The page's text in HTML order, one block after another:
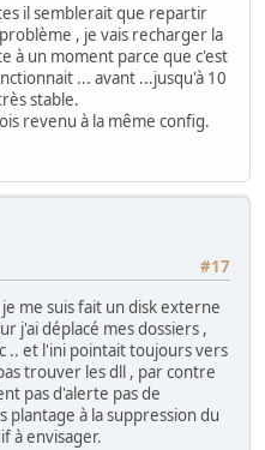
il semblerait que repartir
, je vais recharger la
à un moment parce que c'est
... avant ...jusqu'à 10
stable.
revenu à la même config.
#17
me suis fait un disk externe
j'ai déplacé mes dossiers ,
.. et l'ini pointait toujours vers
trouver les dll , par contre
pas d'alerte pas de
plantage à la suppression du
à envisager.